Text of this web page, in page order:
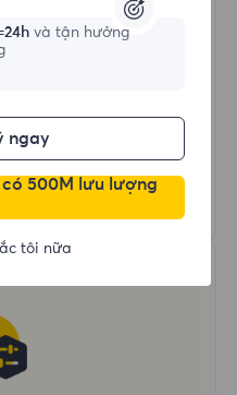
Giới Hạn
và tận hưởng
ngay
500M lưu lượng
tôi nữa